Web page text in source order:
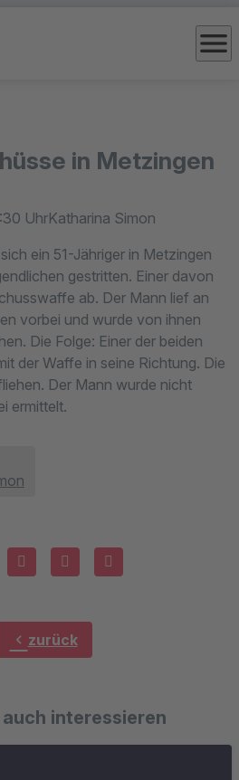
menu
in Metzingen
UhrKatharina Simon
ein 51-Jähriger in Metzingen
gestritten. Einer davon
ab. Der Mann lief an
vorbei und wurde von ihnen
Die Folge: Einer der beiden
der Waffe in seine Richtung. Die
Der Mann wurde nicht
ermittelt.
chevron_left zurück
interessieren